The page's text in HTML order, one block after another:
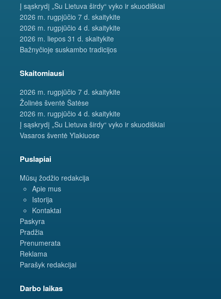
Į sąskrydį „Su Lietuva širdy“ vyko ir skuodiškiai
2026 m. rugpjūčio 7 d. skaitykite
2026 m. rugpjūčio 4 d. skaitykite
2026 m. liepos 31 d. skaitykite
Bažnyčioje suskambo tradicijos
Skaitomiausi
2026 m. rugpjūčio 7 d. skaitykite
Žolinės šventė Šatėse
2026 m. rugpjūčio 4 d. skaitykite
Į sąskrydį „Su Lietuva širdy“ vyko ir skuodiškiai
Vasaros šventė Ylakiuose
Puslapiai
Mūsų žodžio redakcija
Apie mus
Istorija
Kontaktai
Paskyra
Pradžia
Prenumerata
Reklama
Parašyk redakcijai
Darbo laikas